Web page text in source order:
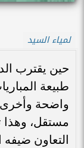
لمياء السيد
حين يقترب
طبيعة
واضحة وأخرى
مستقل، وهذا
التعاون ضيفه